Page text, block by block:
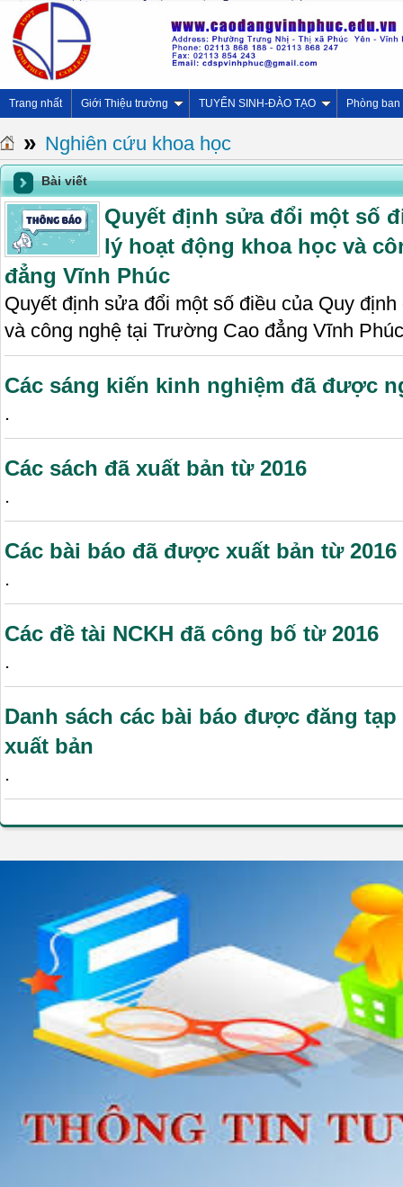
Trang nhất Giới Thiệu trường TUYỂN SINH-ĐÀO TẠO Phòng ban
» Nghiên cứu khoa học
Bài viết
Quyết định sửa đổi một số
lý hoạt động khoa học và
đẳng Vĩnh Phúc
Quyết định sửa đổi một số điều của Quy
và công nghệ tại Trường Cao đẳng Vĩnh Phúc
Các sáng kiến kinh nghiệm đã được
.
Các sách đã xuất bản từ 2016
.
Các bài báo đã được xuất bản từ 2016
.
Các đề tài NCKH đã công bố từ 2016
.
Danh sách các bài báo được đăng
xuất bản
.